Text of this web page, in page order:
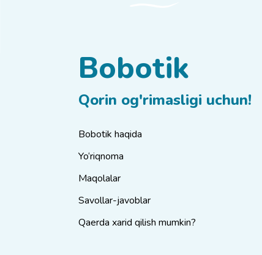
Bobotik
Qorin og'rimasligi uchun!
Bobotik haqida
Yo‘riqnoma
Maqolalar
Savollar-javoblar
Qaerda xarid qilish mumkin?